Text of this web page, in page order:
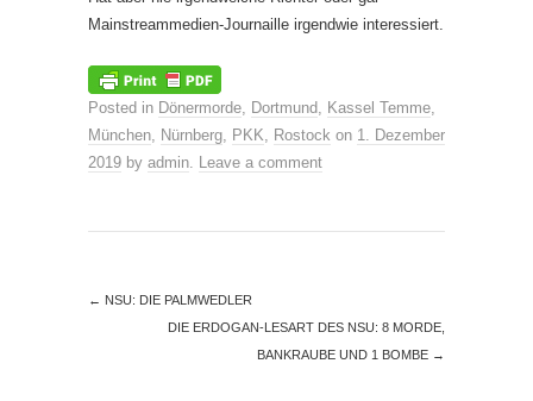
Mainstreammedien-Journaille irgendwie interessiert.
Posted in Dönermorde, Dortmund, Kassel Temme,
München, Nürnberg, PKK, Rostock on 1. Dezember
2019 by admin. Leave a comment
← NSU: DIE PALMWEDLER
DIE ERDOGAN-LESART DES NSU: 8 MORDE,
BANKRAUBE UND 1 BOMBE →